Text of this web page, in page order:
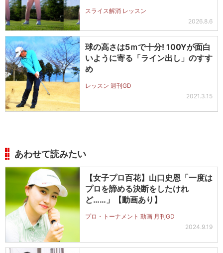
スライス解消 レッスン
2026.8.6
球の高さは5ｍで十分! 100Yが面白
いように寄る「ライン出し」のすす
め
レッスン 週刊GD
2021.3.15
あわせて読みたい
【女子プロ百花】山口史恩「一度は
プロを諦める決断をしたけれ
ど……」【動画あり】
プロ・トーナメント 動画 月刊GD
2024.9.19